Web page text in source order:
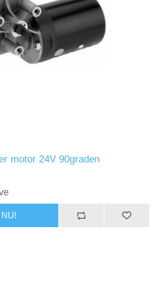
motor 24V 90graden